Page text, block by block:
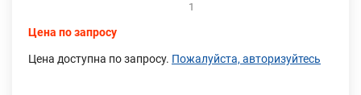
1
Цена по запросу
Цена доступна по запросу. Пожалуйста, авторизуйтесь